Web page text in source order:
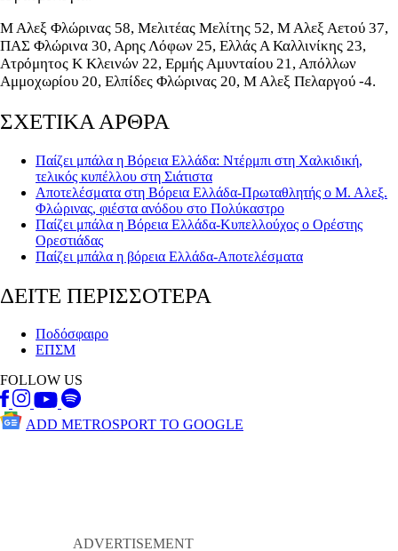
Μ Αλεξ Φλώρινας 58, Μελιτέας Μελίτης 52, Μ Αλεξ Αετού 37,
ΠΑΣ Φλώρινα 30, Αρης Λόφων 25, Ελλάς Α Καλλινίκης 23,
Ατρόμητος Κ Κλεινών 22, Ερμής Αμυνταίου 21, Απόλλων
Αμμοχωρίου 20, Ελπίδες Φλώρινας 20, Μ Αλεξ Πελαργού -4.
ΣΧΕΤΙΚΑ ΑΡΘΡΑ
Παίζει μπάλα η Βόρεια Ελλάδα: Ντέρμπι στη Χαλκιδική,
τελικός κυπέλλου στη Σιάτιστα
Αποτελέσματα στη Βόρεια Ελλάδα-Πρωταθλητής ο Μ. Αλεξ.
Φλώρινας, φιέστα ανόδου στο Πολύκαστρο
Παίζει μπάλα η Βόρεια Ελλάδα-Κυπελλούχος ο Ορέστης
Ορεστιάδας
Παίζει μπάλα η βόρεια Ελλάδα-Αποτελέσματα
ΔΕΙΤΕ ΠΕΡΙΣΣΟΤΕΡΑ
Ποδόσφαιρο
ΕΠΣΜ
FOLLOW US
ADD METROSPORT TO GOOGLE